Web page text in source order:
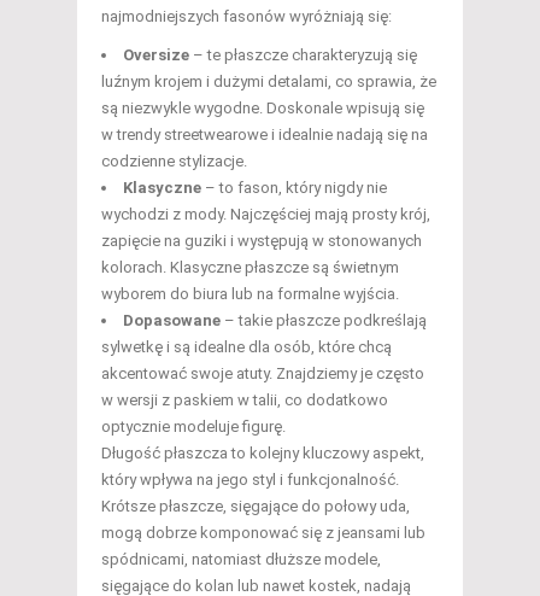
najmodniejszych fasonów wyróżniają się:
Oversize – te płaszcze charakteryzują się
luźnym krojem i dużymi detalami, co sprawia, że
są niezwykle wygodne. Doskonale wpisują się
w trendy streetwearowe i idealnie nadają się na
codzienne stylizacje.
Klasyczne – to fason, który nigdy nie
wychodzi z mody. Najczęściej mają prosty krój,
zapięcie na guziki i występują w stonowanych
kolorach. Klasyczne płaszcze są świetnym
wyborem do biura lub na formalne wyjścia.
Dopasowane – takie płaszcze podkreślają
sylwetkę i są idealne dla osób, które chcą
akcentować swoje atuty. Znajdziemy je często
w wersji z paskiem w talii, co dodatkowo
optycznie modeluje figurę.
Długość płaszcza to kolejny kluczowy aspekt,
który wpływa na jego styl i funkcjonalność.
Krótsze płaszcze, sięgające do połowy uda,
mogą dobrze komponować się z jeansami lub
spódnicami, natomiast dłuższe modele,
sięgające do kolan lub nawet kostek, nadają